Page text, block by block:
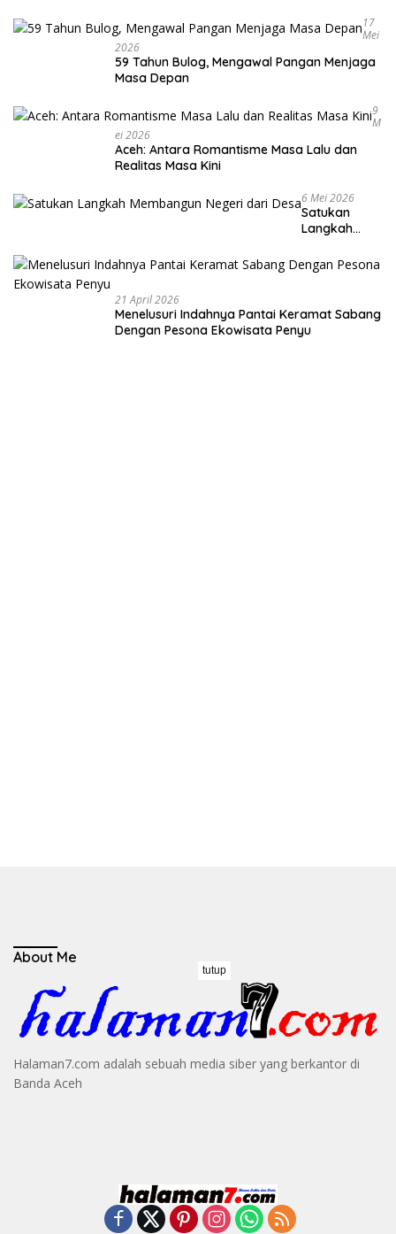
17
Mei
2026
59 Tahun Bulog, Mengawal Pangan Menjaga
Masa Depan
9
M
Ei 2026
Aceh: Antara Romantisme Masa Lalu dan
Realitas Masa Kini
6 Mei 2026
Satukan
Langkah
Negeri dari
Desa
21 April 2026
Menelusuri Indahnya Pantai Keramat Sabang
Dengan Pesona Ekowisata Penyu
About Me
Halaman7.com adalah sebuah media siber yang berkantor di
Banda Aceh
tutup